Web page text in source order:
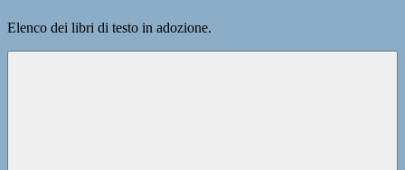
Elenco dei libri di testo in adozione.